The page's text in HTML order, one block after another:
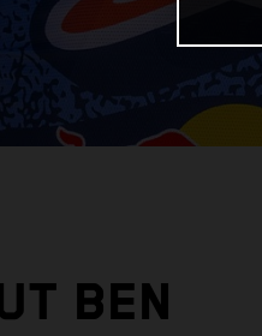
BEN